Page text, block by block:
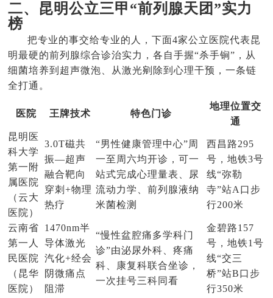
二、昆明公立三甲“前列腺天团”实力
榜
把专业的事交给专业的人，下面4家公立医院代表昆
明最硬的前列腺综合诊治实力，各自手握“杀手锏”，从
细菌培养到超声微泡、从激光剜除到心理干预，一条链
全打通。
医院 王牌技术 特色门诊
地理位置交
通
昆明医
科大学
第一附
属医院
（云大
医院）
3.0T磁共
振—超声
融合靶向
穿刺+物理
热疗
“男性健康管理中心”周
一至周六均开诊，可一
站式完成心理量表、尿
流动力学、前列腺液纳
米菌检测
西昌路295
号，地铁3号
线“弥勒
寺”站A口步
行200米
云南省
第一人
民医院
（昆华
医院）
1470nm半
导体激光
汽化+经会
阴微痛点
阻滞
“慢性盆腔痛多学科门
诊”由泌尿外科、疼痛
科、康复科联合坐诊，
一次挂号三科同看
金碧路157
号，地铁1号
线“交三
桥”站B口步
行350米